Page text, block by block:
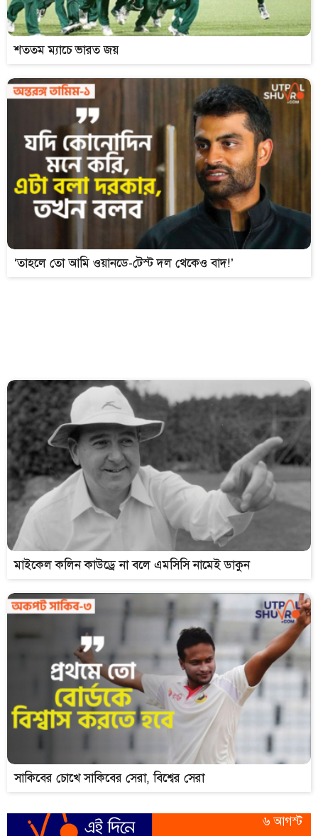
শততম ম্যাচে ভারত জয়
‘তাহলে তো আমি ওয়ানডে-টেস্ট দল থেকেও বাদ!’
মাইকেল কলিন কাউড্রে না বলে এমসিসি নামেই ডাকুন
সাকিবের চোখে সাকিবের সেরা, বিশ্বের সেরা
৬ আগস্ট